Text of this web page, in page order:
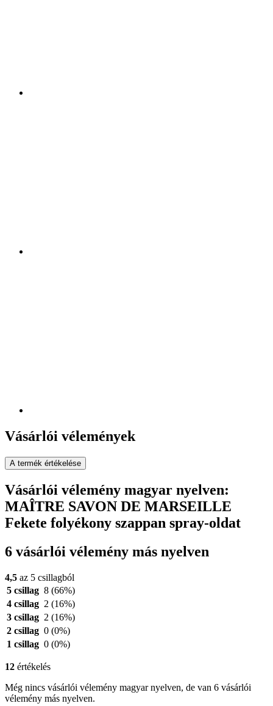
Vásárlói vélemények
A termék értékelése
Vásárlói vélemény magyar nyelven:
MAÎTRE SAVON DE MARSEILLE
Fekete folyékony szappan spray-oldat
6 vásárlói vélemény más nyelven
4,5 az 5 csillagból
5 csillag 8 (66%)
4 csillag 2 (16%)
3 csillag 2 (16%)
2 csillag 0 (0%)
1 csillag 0 (0%)
12 értékelés
Még nincs vásárlói vélemény magyar nyelven, de van 6 vásárlói
vélemény más nyelven.